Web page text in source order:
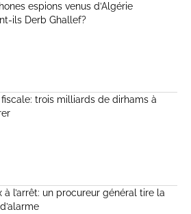
espions venus d’Algérie
ils Derb Ghallef?
fiscale: trois milliards de dirhams à
à l’arrêt: un procureur général tire la